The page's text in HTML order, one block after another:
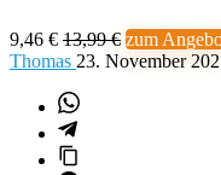
9,46 € 13,99 € zum
Thomas 23. November